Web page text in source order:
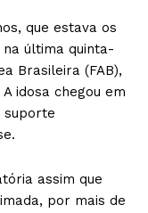
que estava os
na última quinta-
Brasileira (FAB),
idosa chegou em
suporte
assim que
por mais de